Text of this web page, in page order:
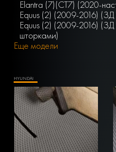
Elantra (7)(СТ7) (2020-
Equus (2) (2009-2016)
Equus (2) (2009-2016)
шторками)
Еще модели
HYUNDAI